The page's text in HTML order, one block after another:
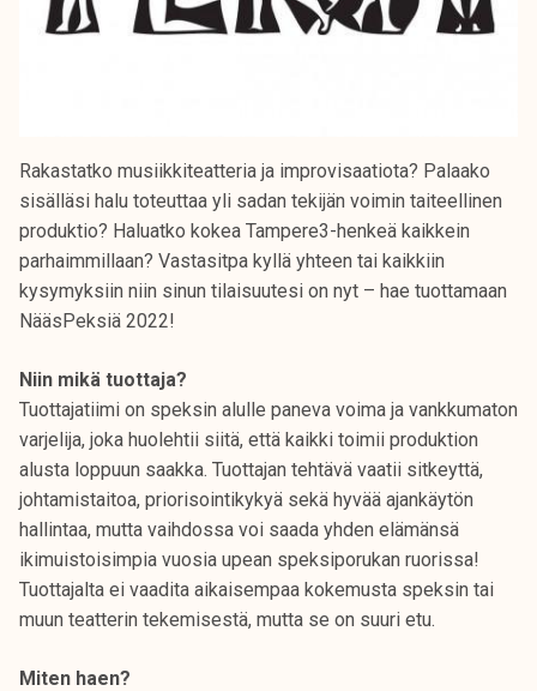
Rakastatko musiikkiteatteria ja improvisaatiota? Palaako
sisälläsi halu toteuttaa yli sadan tekijän voimin taiteellinen
produktio? Haluatko kokea Tampere3-henkeä kaikkein
parhaimmillaan? Vastasitpa kyllä yhteen tai kaikkiin
kysymyksiin niin sinun tilaisuutesi on nyt – hae tuottamaan
NääsPeksiä 2022!
Niin mikä tuottaja?
Tuottajatiimi on speksin alulle paneva voima ja vankkumaton
varjelija, joka huolehtii siitä, että kaikki toimii produktion
alusta loppuun saakka. Tuottajan tehtävä vaatii sitkeyttä,
johtamistaitoa, priorisointikykyä sekä hyvää ajankäytön
hallintaa, mutta vaihdossa voi saada yhden elämänsä
ikimuistoisimpia vuosia upean speksiporukan ruorissa!
Tuottajalta ei vaadita aikaisempaa kokemusta speksin tai
muun teatterin tekemisestä, mutta se on suuri etu.
Miten haen?